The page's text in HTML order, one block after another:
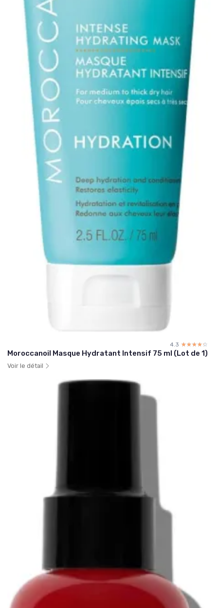
4.3 ☆☆☆☆☆
★★★★★
Moroccanoil Masque Hydratant Intensif 75 ml (Lot de 1)
Voir le détail